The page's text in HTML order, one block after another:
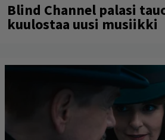
Blind Channel palasi
kuulostaa uusi musiikki